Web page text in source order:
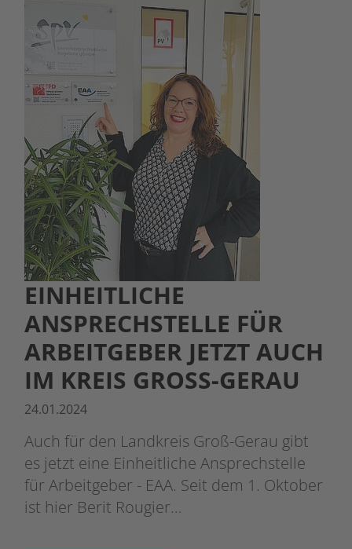
EINHEITLICHE
ANSPRECHSTELLE FÜR
ARBEITGEBER JETZT AUCH
IM KREIS GROSS-GERAU
24.01.2024
Auch für den Landkreis Groß-Gerau gibt
es jetzt eine Einheitliche Ansprechstelle
für Arbeitgeber - EAA. Seit dem 1. Oktober
ist hier Berit Rougier…